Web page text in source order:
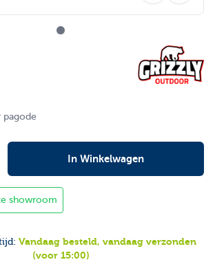
pagode
In Winkelwagen
showroom
Vandaag besteld, vandaag verzonden
(voor 15:00)